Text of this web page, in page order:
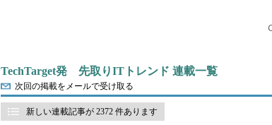
TechTarget発 先取りITトレンド 連載一覧
次回の掲載をメールで受け取る
新しい連載記事が 2372 件あります